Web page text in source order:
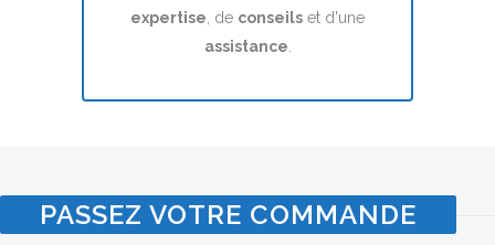
expertise, de conseils et d'une
assistance.
PASSEZ VOTRE COMMANDE